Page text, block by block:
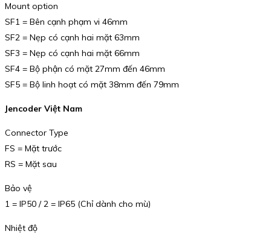
Mount option
SF1 = Bên cạnh phạm vi 46mm
SF2 = Nẹp có cạnh hai mặt 63mm
SF3 = Nẹp có cạnh hai mặt 66mm
SF4 = Bộ phận có mặt 27mm đến 46mm
SF5 = Bộ linh hoạt có mặt 38mm đến 79mm
Jencoder Việt Nam
Connector Type
FS = Mặt trước
RS = Mặt sau
Bảo vệ
1 = IP50 / 2 = IP65 (Chỉ dành cho mù)
Nhiệt độ